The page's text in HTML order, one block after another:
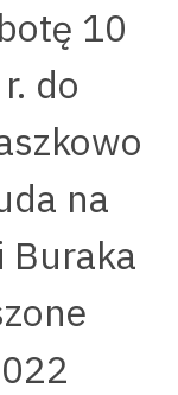
10
do
na
Buraka